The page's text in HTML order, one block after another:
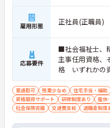
雇用形態 正社員(正職員)
応募要件
■社会福祉士、
主事任用資格、
格 いずれかの
動車運転免許（
車通勤可 残業少なめ 住宅手当・補助
資格取得サポート
研修制度あり 産休
社会保険完備
交通費支給 退職金制度